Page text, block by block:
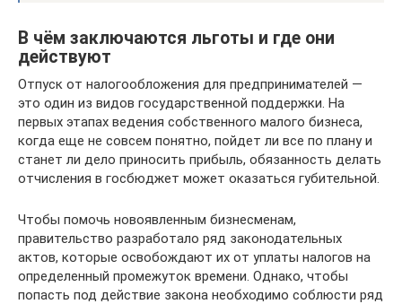
В чём заключаются льготы и где они
действуют
Отпуск от налогообложения для предпринимателей —
это один из видов государственной поддержки. На
первых этапах ведения собственного малого бизнеса,
когда еще не совсем понятно, пойдет ли все по плану и
станет ли дело приносить прибыль, обязанность делать
отчисления в госбюджет может оказаться губительной.
Чтобы помочь новоявленным бизнесменам,
правительство разработало ряд законодательных
актов, которые освобождают их от уплаты налогов на
определенный промежуток времени. Однако, чтобы
попасть под действие закона необходимо соблюсти ряд